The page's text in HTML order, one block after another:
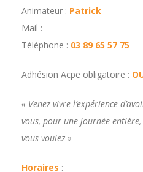
Animateur : Patrick
Mail :
Téléphone : 03 89 65 57 75
Adhésion Acpe obligatoire :
« Venez vivre l’expérience
vous, pour une journée
vous voulez »
Horaires :